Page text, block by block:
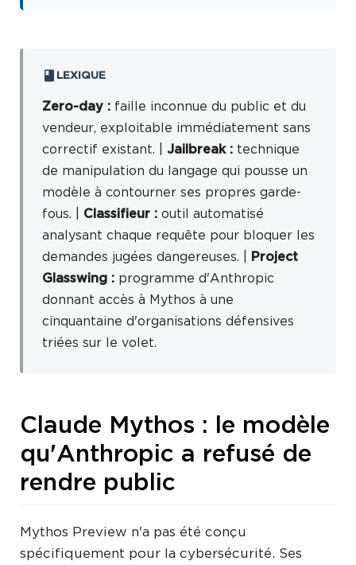
LEXIQUE
Zero-day : faille inconnue du public et du
vendeur, exploitable immédiatement sans
correctif existant. | Jailbreak : technique
de manipulation du langage qui pousse un
modèle à contourner ses propres garde-
fous. | Classifieur : outil automatisé
analysant chaque requête pour bloquer les
demandes jugées dangereuses. |
Project
Glasswing : programme d'Anthropic
donnant accès à Mythos à une
cinquantaine d'organisations défensives
triées sur le volet.
Claude Mythos : le modèle
qu'Anthropic a refusé de
rendre public
Mythos Preview n'a pas été conçu
spécifiquement pour la cybersécurité. Ses